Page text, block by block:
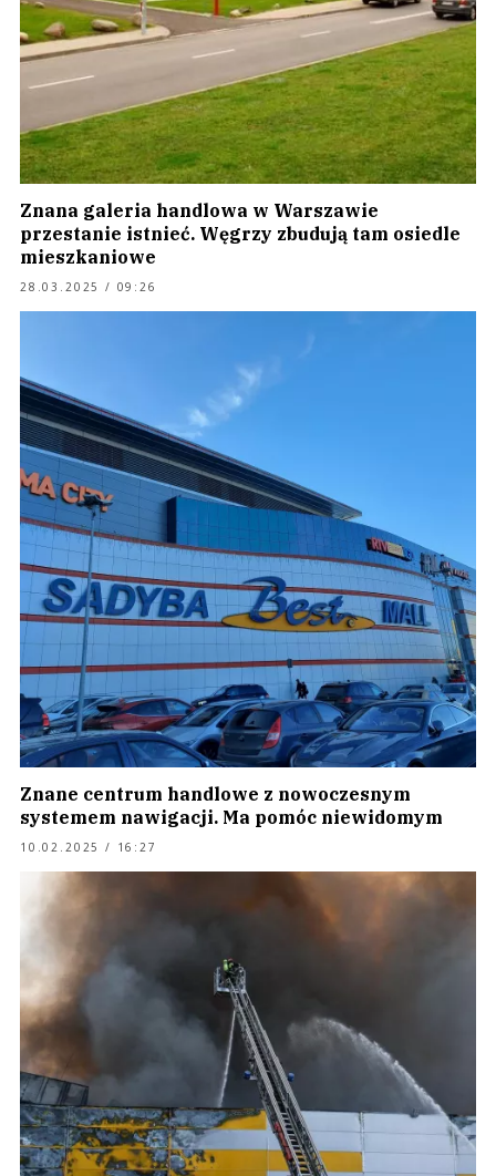
Znana galeria handlowa w Warszawie
przestanie istnieć. Węgrzy zbudują tam osiedle
mieszkaniowe
28.03.2025 / 09:26
Znane centrum handlowe z nowoczesnym
systemem nawigacji. Ma pomóc niewidomym
10.02.2025 / 16:27